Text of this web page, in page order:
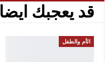
قد يعجبك ايضا
الأم والطفل